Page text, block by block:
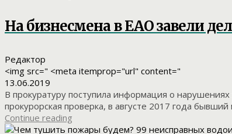
На бизнесмена в ЕАО завели
Редактор
<img src=" <meta itemprop="url" content="
13.06.2019
В прокуратуру поступила информация о
прокурорская проверка, в августе 2017 года
Continue reading